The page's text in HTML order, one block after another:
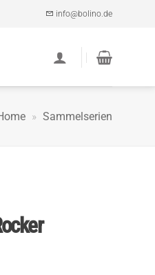
info@bolino.de
» Sammelserien